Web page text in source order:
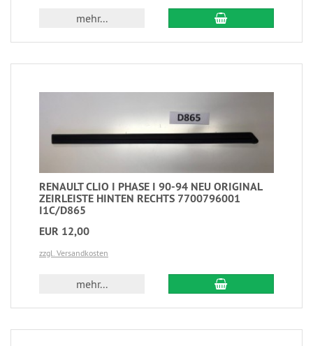
mehr...
RENAULT CLIO I PHASE I 90-94 NEU ORIGINAL
ZEIRLEISTE HINTEN RECHTS 7700796001
I1C/D865
EUR 12,00
zzgl. Versandkosten
mehr...